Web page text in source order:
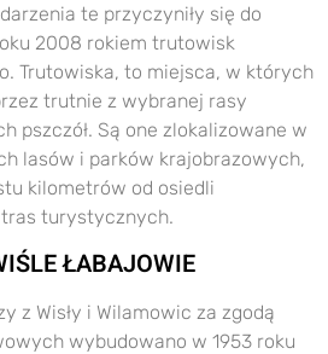
te przyczyniły się do
2008 rokiem trutowisk
Trutowiska, to miejsca, w których
trutnie z wybranej rasy
pszczół. Są one zlokalizowane w
lasów i parków krajobrazowych,
kilometrów od osiedli
turystycznych.
ŁABAJOWIE
z Wisły i Wilamowic za zgodą
wybudowano w 1953 roku